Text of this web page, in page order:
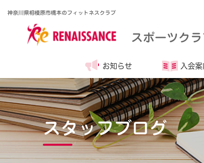
神奈川県相模原市橋本のフィットネスクラブ
スポーツク
お知らせ 入会案
スタッフブログ